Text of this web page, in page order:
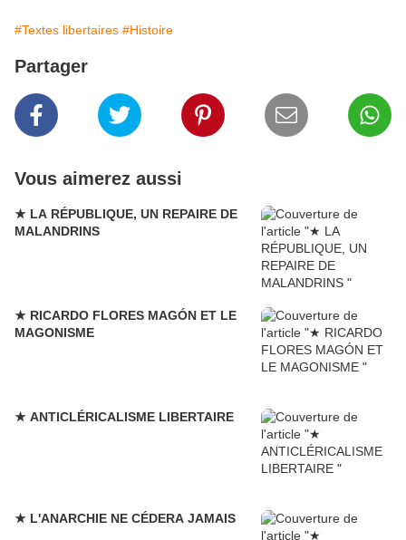
#Textes libertaires #Histoire
Partager
Vous aimerez aussi
★ LA RÉPUBLIQUE, UN REPAIRE DE
MALANDRINS
★ RICARDO FLORES MAGÓN ET LE
MAGONISME
★ ANTICLÉRICALISME LIBERTAIRE
★ L'ANARCHIE NE CÉDERA JAMAIS